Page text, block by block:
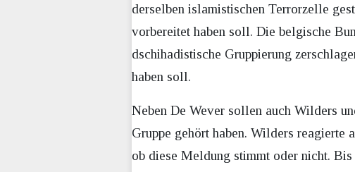
derselben islamistischen Terrorzelle
vorbereitet haben soll. Die belgische
dschihadistische Gruppierung
haben soll.
Neben De Wever sollen auch Wilders
Gruppe gehört haben. Wilders
ob diese Meldung stimmt oder nicht.